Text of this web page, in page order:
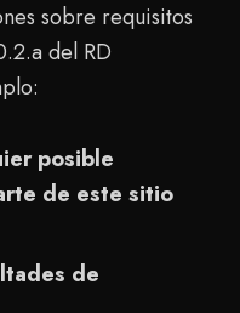
sobre requisitos
del RD
posible
de este sitio
de